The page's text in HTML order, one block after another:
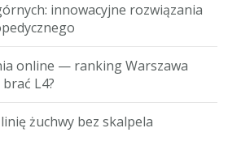
innowacyjne rozwiązania
online — ranking Warszawa
L4?
żuchwy bez skalpela